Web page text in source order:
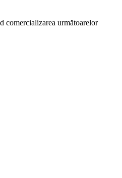
comercializarea următoarelor